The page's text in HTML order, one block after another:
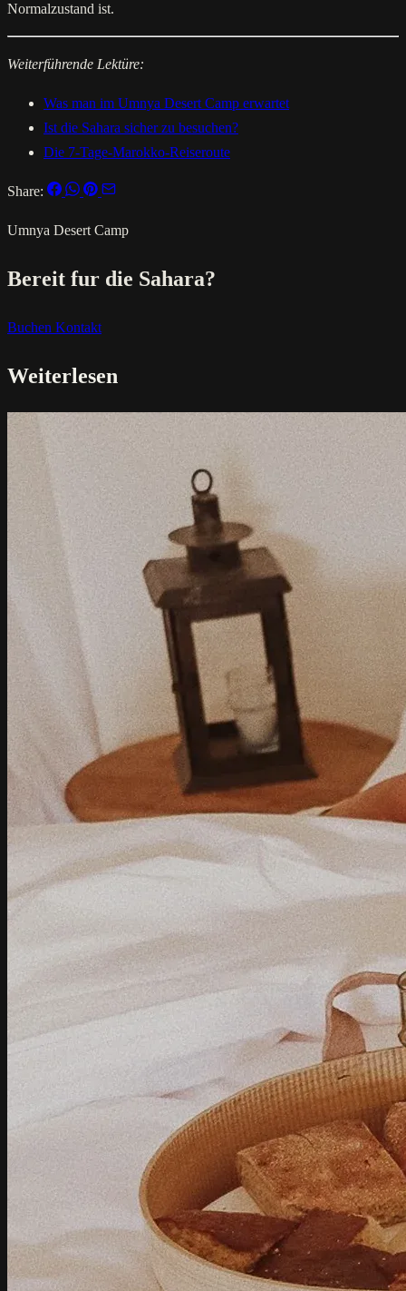
Normalzustand ist.
Weiterführende Lektüre:
Was man im Umnya Desert Camp erwartet
Ist die Sahara sicher zu besuchen?
Die 7-Tage-Marokko-Reiseroute
Share:
Umnya Desert Camp
Bereit fur die Sahara?
Buchen Kontakt
Weiterlesen